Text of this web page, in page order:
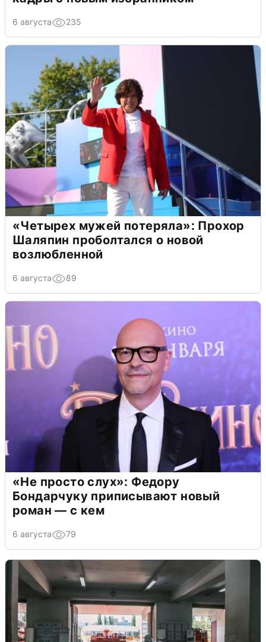
6 августа 235
«Четырех мужей потеряла»: Прохор
Шаляпин проболтался о новой
возлюбленной
6 августа 89
«Не просто слух»: Федору
Бондарчуку приписывают новый
роман — с кем
6 августа 79